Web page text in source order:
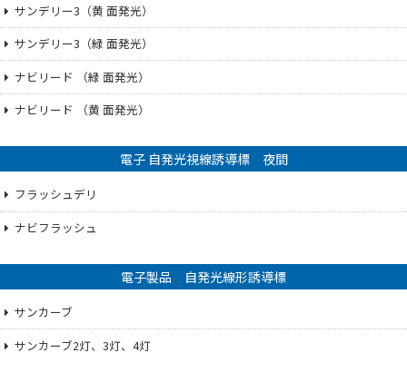
サンデリー3（黄 面発光）
サンデリー3（緑 面発光）
ナビリード （緑 面発光）
ナビリード （黄 面発光）
電子 自発光視線誘導標 夜間
フラッシュデリ
ナビフラッシュ
電子製品 自発光線形誘導標
サンカーブ
サンカーブ2灯、3灯、4灯